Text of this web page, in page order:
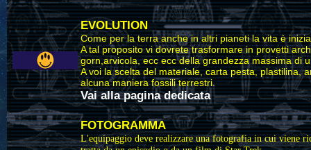
EVOLUTION
Come per la terra anche in altri pianeti la vita è
A tal proposito vi dovrete trasformare in provetti
gorn,arvicola, ecc ecc della grandezza massima di
A voi la scelta del materiale, carta pesta, plastilina,
alcuna maniera fossili terrestri.
Vai alla pagina dedicata
FOTOGRAMMA
L'equipaggio deve realizzare una fotografia in cui viene